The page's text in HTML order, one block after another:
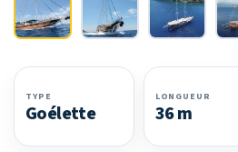
TYPE
Goélette
LONGUEUR
36 m